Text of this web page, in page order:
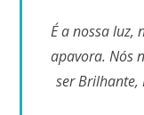
É a nossa luz,
apavora. Nós
ser Brilhante,